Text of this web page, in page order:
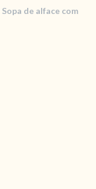
Sopa de alface com